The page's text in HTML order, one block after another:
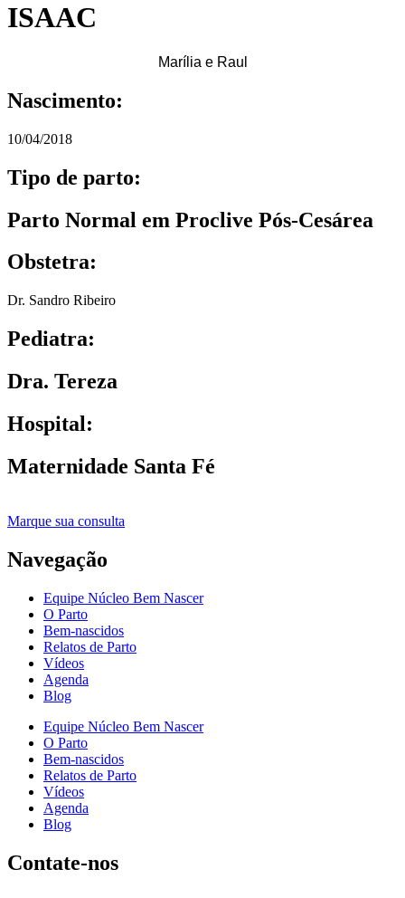
ISAAC
Marília e Raul
Nascimento:
10/04/2018
Tipo de parto:
Parto Normal em Proclive Pós-Cesárea
Obstetra:
Dr. Sandro Ribeiro
Pediatra:
Dra. Tereza
Hospital:
Maternidade Santa Fé
Marque sua consulta
Navegação
Equipe Núcleo Bem Nascer
O Parto
Bem-nascidos
Relatos de Parto
Vídeos
Agenda
Blog
Equipe Núcleo Bem Nascer
O Parto
Bem-nascidos
Relatos de Parto
Vídeos
Agenda
Blog
Contate-nos